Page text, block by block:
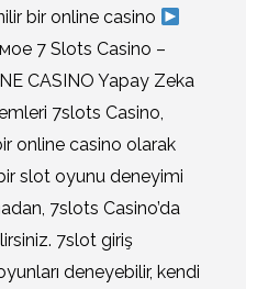
bir online casino
7 Slots Casino –
CASINO Yapay Zeka
7slots Casino,
online casino olarak
slot oyunu deneyimi
7slots Casino’da
7slot giriş
deneyebilir, kendi